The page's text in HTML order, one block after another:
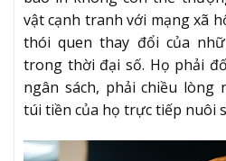
vật cạnh tranh với mạng xã
thói quen thay đổi của
trong thời đại số. Họ phải
ngân sách, phải chiều lòng
túi tiền của họ trực tiếp nuôi